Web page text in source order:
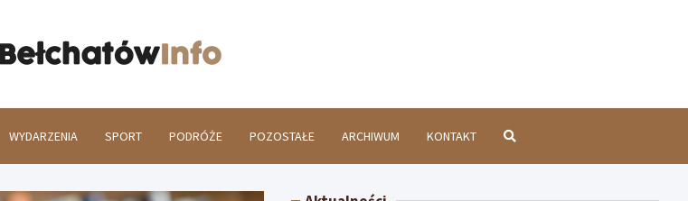
WYDARZENIA SPORT PODRÓŻE POZOSTAŁE ARCHIWUM KONTAKT